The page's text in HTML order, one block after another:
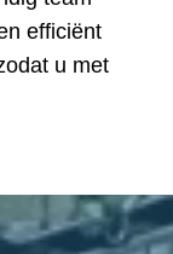
efficiënt
u met